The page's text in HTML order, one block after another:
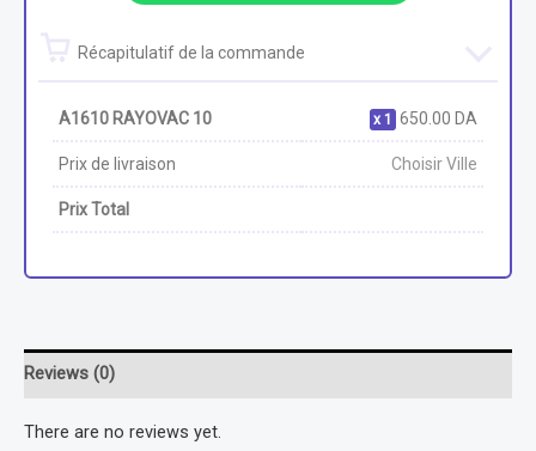
Récapitulatif de la commande
A1610 RAYOVAC 10 1 650.00 DA
Prix de livraison Choisir Ville
Prix Total
Reviews (0)
There are no reviews yet.